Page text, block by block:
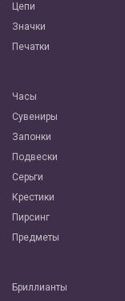
Цепи
Значки
Печатки
Часы
Сувениры
Запонки
Подвески
Серьги
Крестики
Пирсинг
Предметы
Бриллианты